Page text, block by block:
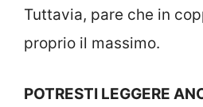
Tuttavia, pare che in
proprio il massimo.
POTRESTI LEGGERE